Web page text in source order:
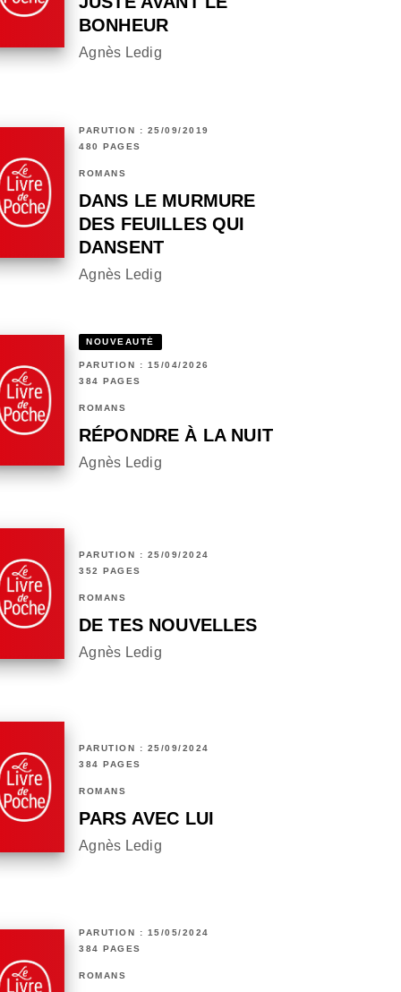
BONHEUR
Agnès Ledig
PARUTION : 25/09/2019
480 PAGES
ROMANS
DANS LE MURMURE
DES FEUILLES QUI
DANSENT
Agnès Ledig
NOUVEAUTÉ
PARUTION : 15/04/2026
384 PAGES
ROMANS
RÉPONDRE À LA NUIT
Agnès Ledig
PARUTION : 25/09/2024
352 PAGES
ROMANS
DE TES NOUVELLES
Agnès Ledig
PARUTION : 25/09/2024
384 PAGES
ROMANS
PARS AVEC LUI
Agnès Ledig
PARUTION : 15/05/2024
384 PAGES
ROMANS